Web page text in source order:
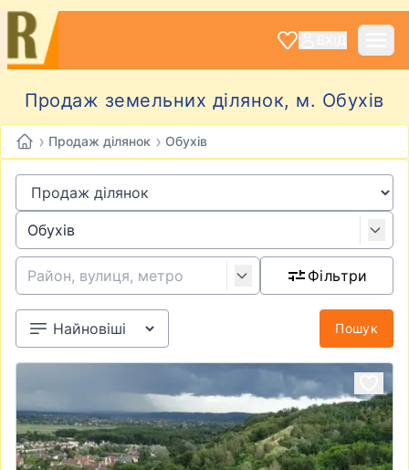
Продаж земельних ділянок, м. Обухів
› Продаж ділянок › Обухів
Фільтри
Пошук